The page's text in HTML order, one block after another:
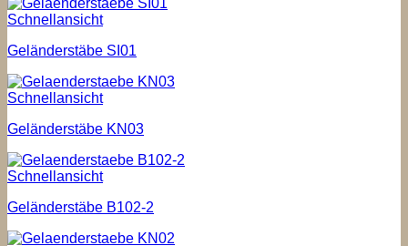
Schnellansicht
Geländerstäbe SI01
Schnellansicht
Geländerstäbe KN03
Schnellansicht
Geländerstäbe B102-2